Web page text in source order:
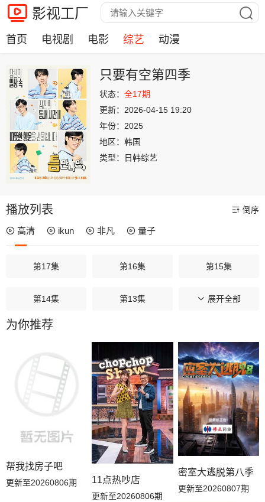
影视工厂
首页 电视剧 电影 综艺 动漫
只要有空第四季
状态： 全17期
更新： 2026-04-15 19:20
年份： 2025
地区： 韩国
类型：
日韩综艺
播放列表 倒序
高清 ikun 非凡 量子
第17集 第16集 第15集
第14集 第13集 第12集
第11集
第07集 第06集
第05集 第04集 第03集
第02集 第01集
展开全部
为你推荐
帮我找房子吧
更新至20260806期 11点热吵店
更新至20260806期
密室大逃脱第八季
更新至20260807期